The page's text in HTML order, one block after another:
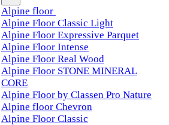
Alpine floor
Alpine Floor Classic Light
Alpine Floor Expressive Parquet
Alpine Floor Intense
Alpine Floor Real Wood
Alpine Floor STONE MINERAL
CORE
Alpine Floor by Classen Pro Nature
Alpine floor Chevron
Alpine Floor Classic